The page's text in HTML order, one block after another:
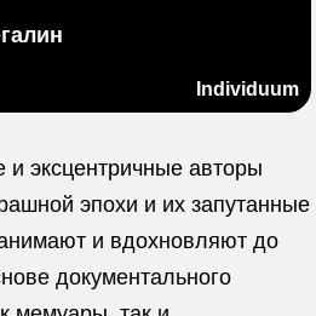
Individuum
и эксцентричные авторы
эпохи и их запутанные
и вдохновляют до
документального